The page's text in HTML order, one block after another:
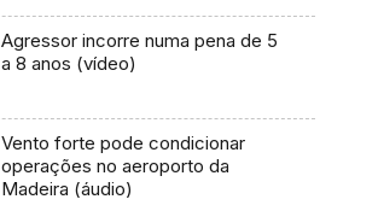
Agressor incorre numa pena de 5
a 8 anos (vídeo)
Vento forte pode condicionar
operações no aeroporto da
Madeira (áudio)